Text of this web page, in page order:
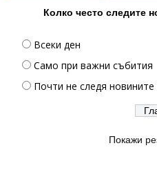
Колко често следите
Всеки ден
Само при важни събития
Почти не следя
Покажи